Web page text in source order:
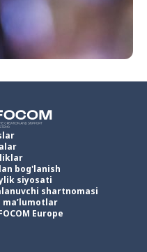
bog'lanish
siyosati
shartnomasi
ma’lumotlar
Europe